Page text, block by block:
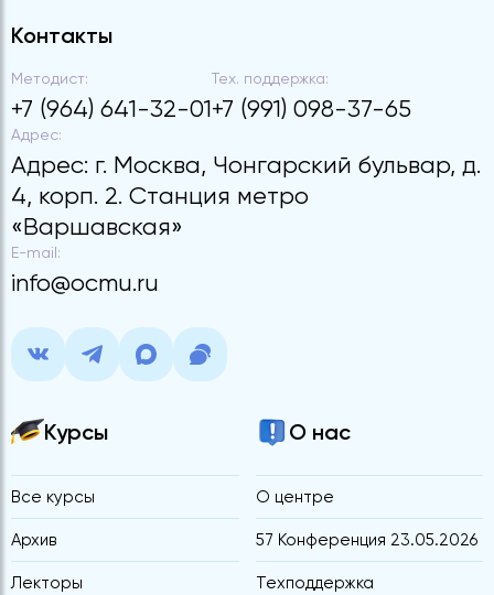
Контакты
Методист:
+7 (964) 641-32-01
Тех. поддержка:
+7 (991) 098-37-65
Адрес:
Адрес: г. Москва, Чонгарский бульвар, д.
4, корп. 2. Станция метро
«Варшавская»
E-mail:
info@ocmu.ru
Курсы
Все курсы
Архив
Лекторы
О нас
О центре
57 Конференция 23.05.2026
Техподдержка